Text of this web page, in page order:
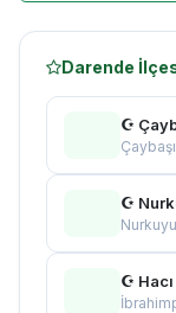
Darende
☪
☪
☪